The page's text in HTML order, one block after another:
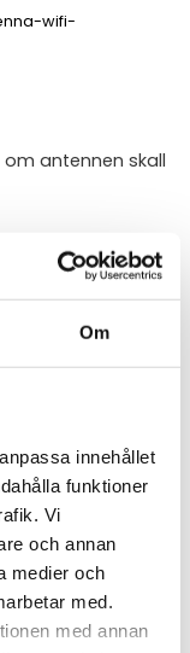
Om
innehållet
funktioner
Vi
och annan
medier och
med.
med annan
wifi-
antennen skall